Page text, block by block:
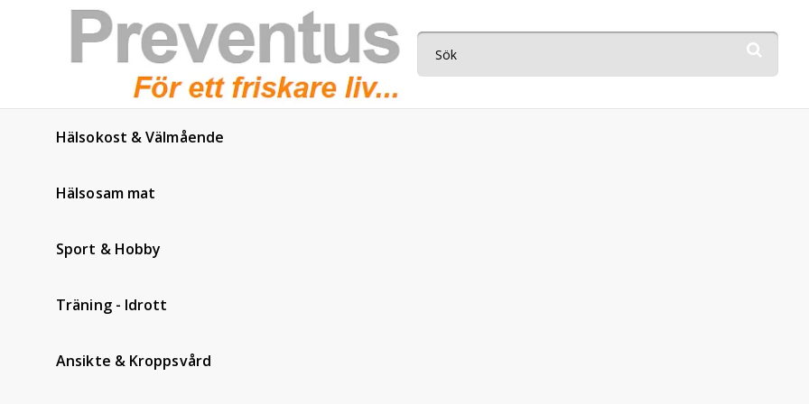
Hälsokost & Välmående
Hälsosam mat
Sport & Hobby
Träning - Idrott
Ansikte & Kroppsvård